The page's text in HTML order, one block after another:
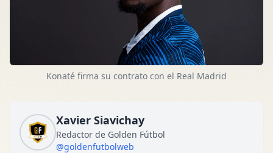
Konaté firma su contrato con el Real Madrid
Xavier Siavichay
Redactor de Golden Fútbol
@goldenfutbolweb